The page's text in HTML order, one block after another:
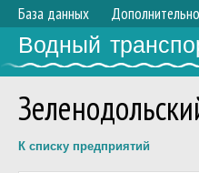
База данных Дополнительно
Водный
К списку предприятий